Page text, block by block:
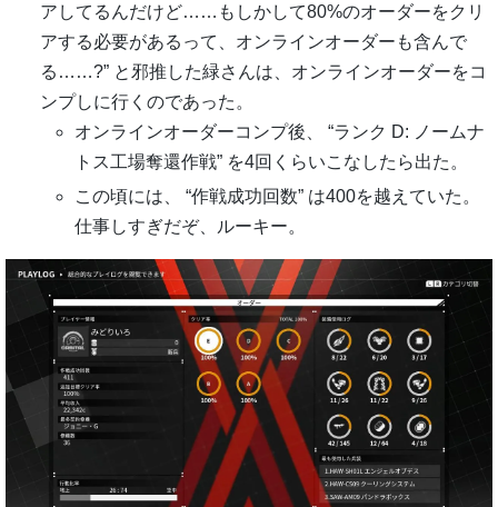
アしてるんだけど……もしかして80%のオーダーをクリ
アする必要があるって、オンラインオーダーも含んで
る……?” と邪推した緑さんは、オンラインオーダーをコ
ンプしに行くのであった。
オンラインオーダーコンプ後、 “ランク D: ノームナ
トス工場奪還作戦” を4回くらいこなしたら出た。
この頃には、 “作戦成功回数” は400を越えていた。
仕事しすぎだぞ、ルーキー。